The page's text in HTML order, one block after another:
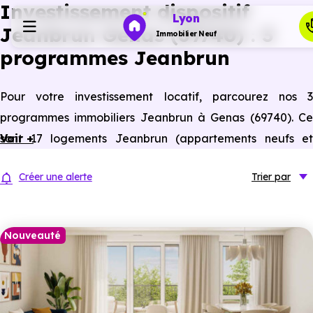
Lyon
Immobilier Neuf
Investir
Financer
Investissement dispositif
Jeanbrun Genas (69740) : 3
programmes Jeanbrun
Pour votre investissement locatif, parcourez nos 3
programmes immobiliers Jeanbrun à Genas (69740). Ce
sont 17 logements Jeanbrun (appartements neufs et
bailleur privé.
Voir +
Créer une alerte Trier par
Nouveauté